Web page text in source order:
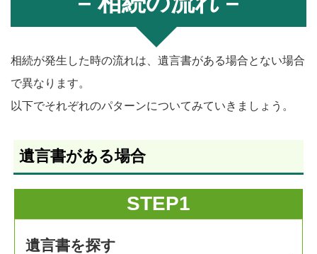
相続が発生した時の流れは、遺言書がある場合とない場合
で異なります。
以下でそれぞれのパターンについてみていきましょう。
遺言書がある場合
STEP1
遺言書を探す